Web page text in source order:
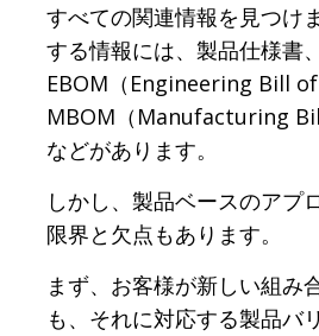
すべての関連情報を見つけ
する情報には、製品仕様書、
EBOM（Engineering Bill of
MBOM（Manufacturing
などがあります。
しかし、製品ベースのアプ
限界と欠点もあります。
まず、お客様が新しい組み
も、それに対応する製品バ